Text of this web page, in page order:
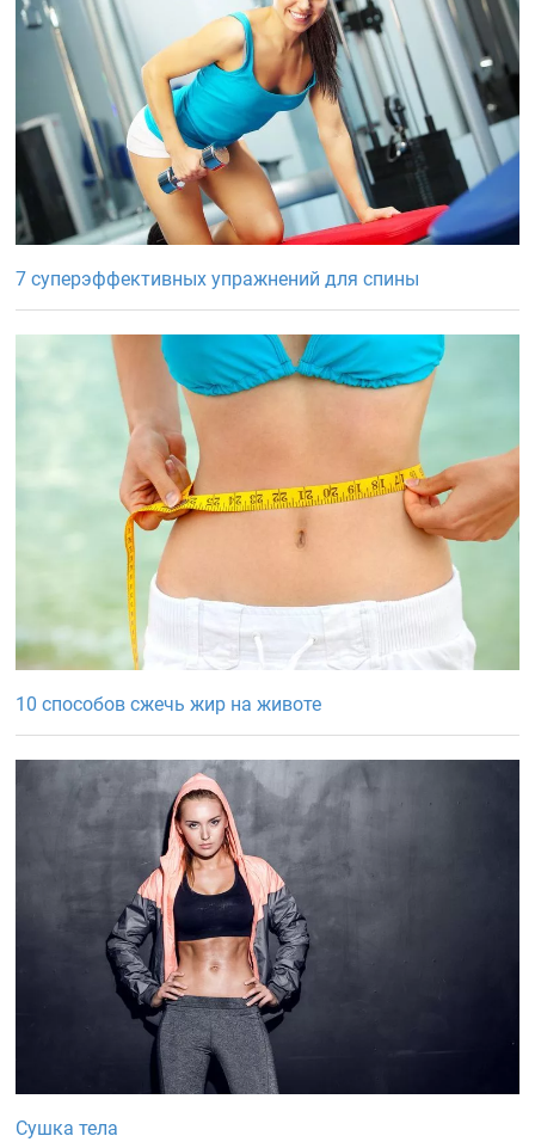
7 суперэффективных упражнений для спины
10 способов сжечь жир на животе
Сушка тела